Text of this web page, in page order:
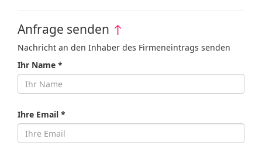
Anfrage senden ↑
Nachricht an den Inhaber des Firmeneintrags senden
Ihr Name *
Ihre Email *